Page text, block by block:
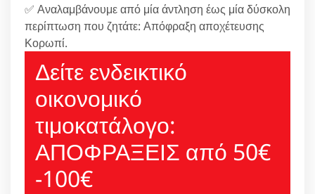
✅ Αναλαμβάνουμε από μία άντληση έως μία δύσκολη
περίπτωση που ζητάτε: Απόφραξη αποχέτευσης
Κορωπί.
Δείτε ενδεικτικό
οικονομικό
τιμοκατάλογο:
ΑΠΟΦΡΑΞΕΙΣ από 50€
-100€